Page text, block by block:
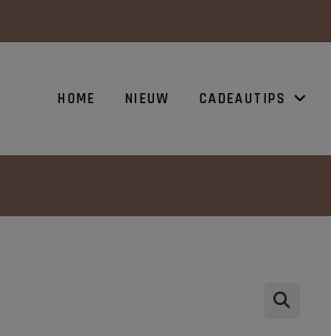
HOME NIEUW CADEAUTIPS